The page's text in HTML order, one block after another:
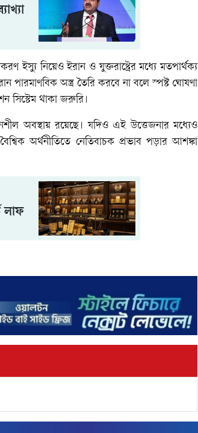
ইস্যু নিয়েও ইরান ও যুক্তরাষ্ট্রের মধ্যে মতপার্থক্য
পারমাণবিক অস্ত্র তৈরি করবে না বলে স্পষ্ট ঘোষণা
সিস্টেম থাকা জরুরি।
অবস্থায় রয়েছে। যদিও এই উত্তেজনার মধ্যেও
অর্থনীতিতে নেতিবাচক প্রভাব পড়ার আশঙ্কা
লাফ